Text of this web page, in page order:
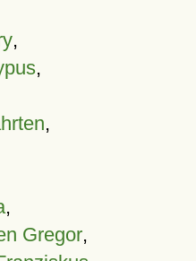
,
,
,
,
Gregor,